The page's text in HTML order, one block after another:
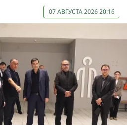
07 АВГУСТА 2026 20:16